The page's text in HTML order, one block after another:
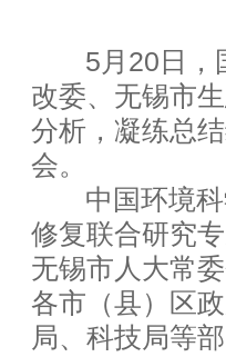
5月20日，国
改委、无锡市
分析，凝练总
会。
中国环境科
修复联合研究
无锡市人大常
各市（县）区
局、科技局等